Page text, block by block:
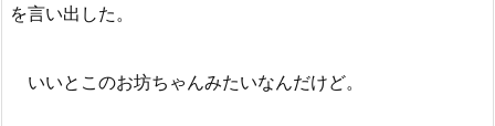
を言い出した。
いいとこのお坊ちゃんみたいなんだけど。